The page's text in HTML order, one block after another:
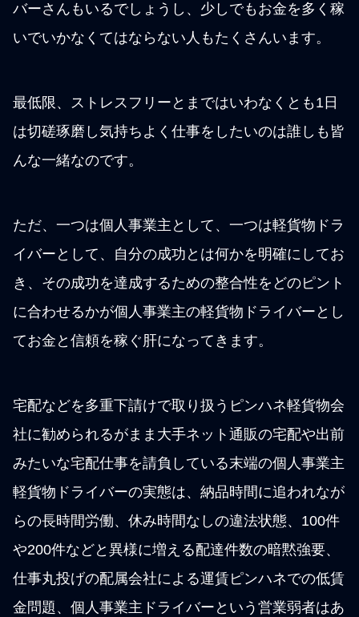
バーさんもいるでしょうし、少しでもお金を多く稼
いでいかなくてはならない人もたくさんいます。
最低限、ストレスフリーとまではいわなくとも1日
は切磋琢磨し気持ちよく仕事をしたいのは誰しも皆
んな一緒なのです。
ただ、一つは個人事業主として、一つは軽貨物ドラ
イバーとして、自分の成功とは何かを明確にしてお
き、その成功を達成するための整合性をどのピント
に合わせるかが個人事業主の軽貨物ドライバーとし
てお金と信頼を稼ぐ肝になってきます。
宅配などを多重下請けで取り扱うピンハネ軽貨物会
社に勧められるがまま大手ネット通販の宅配や出前
みたいな宅配仕事を請負している末端の個人事業主
軽貨物ドライバーの実態は、納品時間に追われなが
らの長時間労働、休み時間なしの違法状態、100件
や200件などと異様に増える配達件数の暗黙強要、
仕事丸投げの配属会社による運賃ピンハネでの低賃
金問題、個人事業主ドライバーという営業弱者はあ